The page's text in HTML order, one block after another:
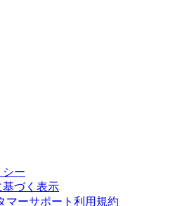
シー
づく表示
マーサポート利用規約